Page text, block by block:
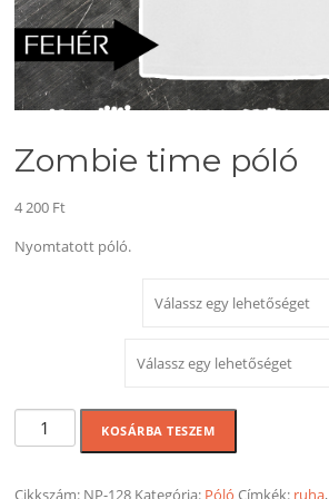
Zombie time póló
4 200 Ft
Nyomtatott póló.
Zombie
time
mennyiség
KOSÁRBA TESZEM
Cikkszám: NP-128 Kategória: Póló Címkék: ruha,